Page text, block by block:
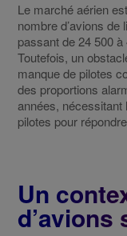
Le marché aérien
nombre d’avions de
passant de 24 500
Toutefois, un
manque de pilotes
des proportions
années, nécessitant
pilotes pour
Un
d’avions